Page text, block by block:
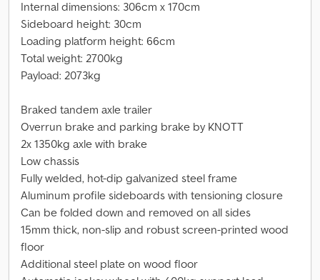
Internal dimensions: 306cm x 170cm
Sideboard height: 30cm
Loading platform height: 66cm
Total weight: 2700kg
Payload: 2073kg
Braked tandem axle trailer
Overrun brake and parking brake by KNOTT
2x 1350kg axle with brake
Low chassis
Fully welded, hot-dip galvanized steel frame
Aluminum profile sideboards with tensioning closure
Can be folded down and removed on all sides
15mm thick, non-slip and robust screen-printed wood
floor
Additional steel plate on wood floor